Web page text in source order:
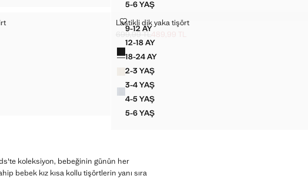
5-6 YAŞASKILI BÜZGÜLÜ BLUZ
T-SHIRT
T-SHIRT
T-SHIRT
T-SHIRT
T-SHIRT
T-SHIRT
T-SHIRT
]
Bedenler
9-12 AYLASTIKLI DIK YAKA TIŞÖRT
12-18 AYLASTIKLI DIK YAKA TIŞÖRT
18-24 AYLASTIKLI DIK YAKA TIŞÖRT
2-3 YAŞLASTIKLI DIK YAKA TIŞÖRT
3-4 YAŞLASTIKLI DIK YAKA TIŞÖRT
4-5 YAŞLASTIKLI DIK YAKA TIŞÖRT
5-6 YAŞLASTIKLI DIK YAKA TIŞÖRT
Lastikli dik yaka tişört
LASTIKLI DIK YAKA TIŞÖRT
Üstü çizili ilk fiyat [699,99 TL ]
699,99 TL
Güncel fiyat [489,99 TL ]
489,99 TL
Renkler
koleksiyon, bebeğinin günün her
bebek kız kısa kollu tişörtlerin yanı sıra